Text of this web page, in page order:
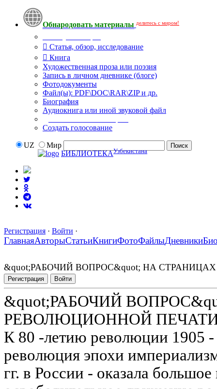
Обнародовать материалы делитесь с миром!
Статья, обзор, исследование
Книга
Художественная проза или поэзия
Запись в личном дневнике (блоге)
Фотодокументы
Файл(ы): PDF\DOC\RAR\ZIP и др.
Биография
Аудиокнига или иной звуковой файл
Создать голосование
UZ
Мир
БИБЛИОТЕКАУзбекистана
Регистрация · Войти ·
ГлавнаяАвторыСтатьиКнигиФотоФайлыДневники
&quot;РАБОЧИЙ ВОПРОС&quot; НА
Регистрация Войти
&quot;РАБОЧИЙ
РЕВОЛЮЦИОННОЙ ПЕЧАТИ
К 80 -летию революции 1905 -
революция эпохи
гг. в России - оказала